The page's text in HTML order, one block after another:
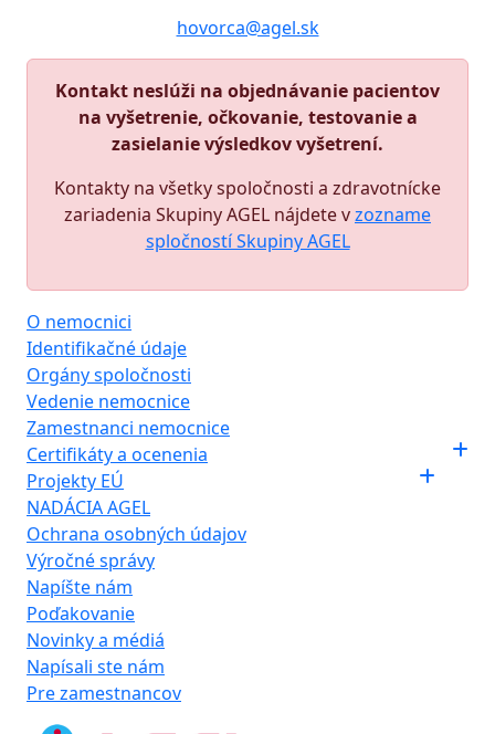
hovorca@agel.sk
Kontakt neslúži na objednávanie pacientov
na vyšetrenie, očkovanie, testovanie a
zasielanie výsledkov vyšetrení.
Kontakty na všetky spoločnosti a zdravotnícke
zariadenia Skupiny AGEL nájdete vzozname
spločností Skupiny AGEL
O nemocnici
Identifikačné údaje
Orgány spoločnosti
Vedenie nemocnice
Zamestnanci nemocnice
Certifikáty a ocenenia
Projekty EÚ
NADÁCIA AGEL
Ochrana osobných údajov
Výročné správy
Napíšte nám
Poďakovanie
Novinky a médiá
Napísali ste nám
Pre zamestnancov